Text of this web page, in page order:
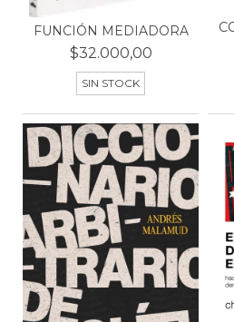
FUNCIÓN MEDIADORA
$32.000,00
SIN STOCK